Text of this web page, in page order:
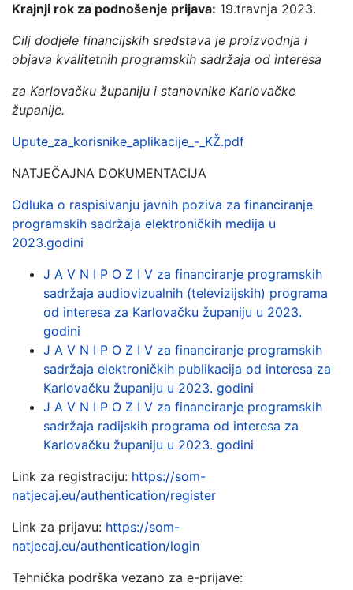
Krajnji rok za podnošenje prijava: 19.travnja 2023.
Cilj dodjele financijskih sredstava je proizvodnja i
objava kvalitetnih programskih sadržaja od interesa
za Karlovačku županiju i stanovnike Karlovačke
županije.
Upute_za_korisnike_aplikacije_-_KŽ.pdf
NATJEČAJNA DOKUMENTACIJA
Odluka o raspisivanju javnih poziva za financiranje
programskih sadržaja elektroničkih medija u
2023.godini
J A V N I P O Z I V za financiranje programskih
sadržaja audiovizualnih (televizijskih) programa
od interesa za Karlovačku županiju u 2023.
godini
J A V N I P O Z I V za financiranje programskih
sadržaja elektroničkih publikacija od interesa za
Karlovačku županiju u 2023. godini
J A V N I P O Z I V za financiranje programskih
sadržaja radijskih programa od interesa za
Karlovačku županiju u 2023. godini
Link za registraciju: https://som-
natjecaj.eu/authentication/register
Link za prijavu: https://som-
natjecaj.eu/authentication/login
Tehnička podrška vezano za e-prijave: